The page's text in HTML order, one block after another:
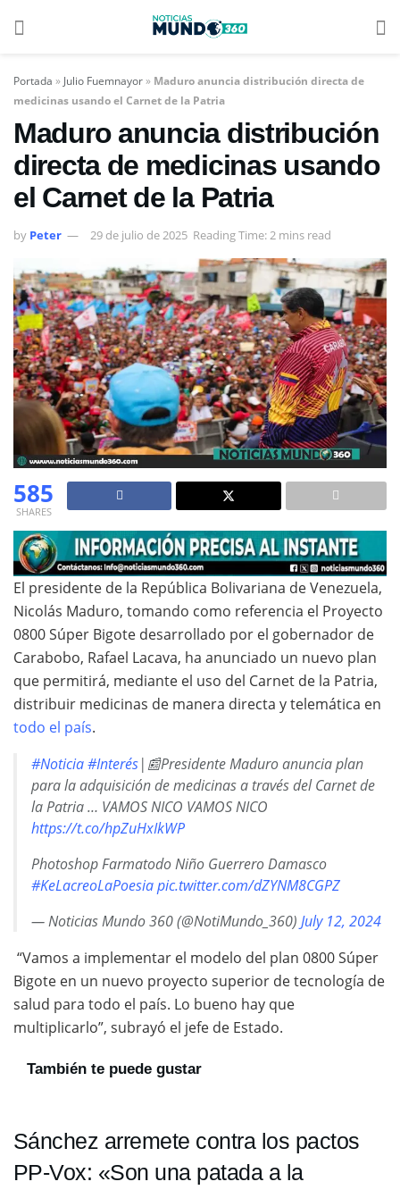
Portada » Julio Fuemnayor» Maduro anuncia distribución directa de
medicinas usando el Carnet de la Patria
Maduro anuncia distribución
directa de medicinas usando
el Carnet de la Patria
by Peter 29 de julio de 2025 Reading Time: 2 mins read
585
SHARES
El presidente de la República Bolivariana de Venezuela,
Nicolás Maduro, tomando como referencia el Proyecto
0800 Súper Bigote desarrollado por el gobernador de
Carabobo, Rafael Lacava, ha anunciado un nuevo plan
que permitirá, mediante el uso del Carnet de la Patria,
distribuir medicinas de manera directa y telemática en
todo el país.
#Noticia#Interés|📰Presidente Maduro anuncia plan
para la adquisición de medicinas a través del Carnet de
la Patria … VAMOS NICO VAMOS NICO
https://t.co/hpZuHxIkWP
Photoshop Farmatodo Niño Guerrero Damasco
#KeLacreoLaPoesiapic.twitter.com/dZYNM8CGPZ
— Noticias Mundo 360 (@NotiMundo_360) July 12, 2024
“Vamos a implementar el modelo del plan 0800 Súper
Bigote en un nuevo proyecto superior de tecnología de
salud para todo el país. Lo bueno hay que
multiplicarlo”, subrayó el jefe de Estado.
También te puede gustar
Sánchez arremete contra los pactos
PP-Vox: «Son una patada a la